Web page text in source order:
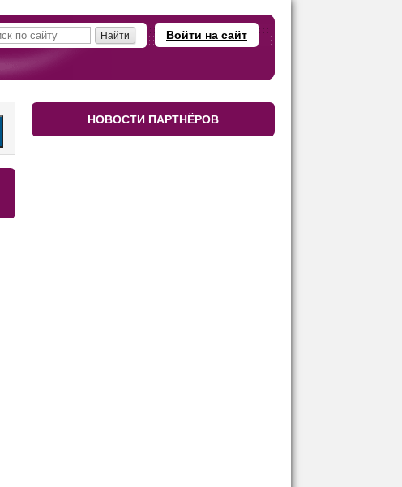
Войти на сайт
НОВОСТИ ПАРТНЁРОВ